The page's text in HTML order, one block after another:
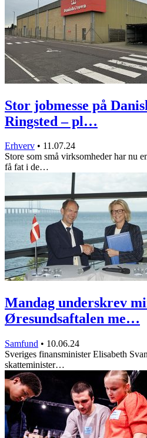
Stor jobmesse på
Ringsted – pl…
Erhverv • 11.07.24
Store som små virksomheder har nu
få fat i de…
Mandag underskrev
Øresundsaftalen me…
Samfund • 10.06.24
Sveriges finansminister Elisabeth
skatteminister…